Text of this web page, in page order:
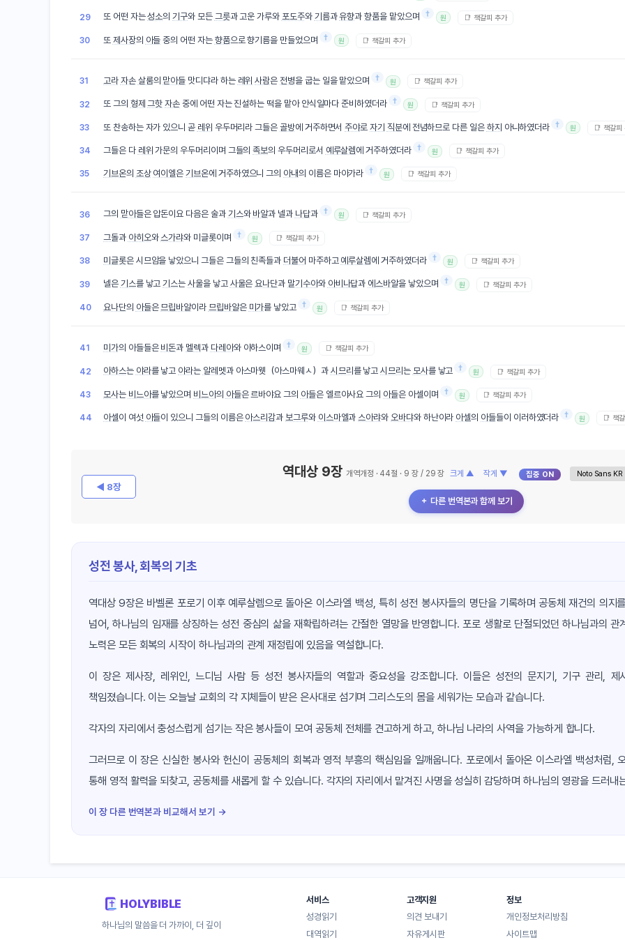
29 또 어떤 자는성소의기구와 모든 그릇과 고운 가루와 포도주와 기름과유향과향품을 맡았으며 † 원 📑 책갈피 추가
30 또 제사장의 아들 중의 어떤 자는 향품으로 향기름을 만들었으며 † 원 📑 책갈피 추가
31 고라 자손 살룸의 맏아들 맛디댜라 하는 레위 사람은 전병을 굽는 일을 맡았으며 † 원 📑 책갈피 추가
32 또 그의 형제 그핫 자손 중에 어떤 자는 진설하는 떡을 맡아 안식일마다 준비하였더라 † 원 📑 책갈피 추가
33 또 찬송하는 자가 있으니 곧 레위 우두머리라 그들은 골방에 거주하면서주야로자기 직분에 전념하므로 다른 일은 하지 아니하였더라 † 원 📑 책갈피
34 그들은 다 레위 가문의 우두머리이며 그들의족보의 우두머리로서 예루살렘에 거주하였더라 † 원 📑 책갈피 추가
35 기브온의 조상 여이엘은기브온에 거주하였으니 그의 아내의 이름은 마아가라 † 원 📑 책갈피 추가
36 그의 맏아들은 압돈이요 다음은 술과 기스와 바알과 넬과 나답과 † 원 📑 책갈피 추가
37 그돌과 아히오와스가랴와 미글롯이며 † 원 📑 책갈피 추가
38 미글롯은 시므암을 낳았으니 그들은 그들의 친족들과 더불어 마주하고 예루살렘에 거주하였더라 † 원 📑 책갈피 추가
39 넬은 기스를 낳고기스는사울을 낳고 사울은요나단과 말기수아와 아비나답과 에스바알을 낳았으며 † 원 📑 책갈피 추가
40 요나단의 아들은므립바알이라 므립바알은 미가를 낳았고 † 원 📑 책갈피 추가
41 미가의 아들들은 비돈과 멜렉과 다레아와 아하스이며 † 원 📑 책갈피 추가
42 아하스는 야라를 낳고 야라는 알레멧과 아스마웻（아스마웨ㅅ）과 시므리 를 낳고시므리 는 모사를 낳고 † 원 📑 책갈피 추가
43 모사는 비느아를 낳았으며 비느아의 아들은 르바야요 그의 아들은 엘르아사요 그의 아들은 아셀이며 † 원 📑 책갈피 추가
44 아셀이 여섯 아들이 있으니 그들의 이름은 아스리감과보그루와 이스마엘과스아랴와 오바댜와 하난이라 아셀의 아들들이 이러하였더라 † 원 📑 책
◀ 8장
역대상 9장 개역개정 · 44절 · 9 장 / 29 장 크게 ▲ 작게 ▼ 집중 ON
＋ 다른 번역본과 함께 보기
성전 봉사, 회복의 기초
역대상 9장은 바벨론 포로기 이후 예루살렘으로 돌아온 이스라엘 백성, 특히 성전 봉사자들의 명단을 기록하며 공동체 재건의 의지
넘어, 하나님의 임재를 상징하는 성전 중심의 삶을 재확립하려는 간절한 열망을 반영합니다. 포로 생활로 단절되었던 하나님과의
노력은 모든 회복의 시작이 하나님과의 관계 재정립에 있음을 역설합니다.
이 장은 제사장, 레위인, 느디님 사람 등 성전 봉사자들의 역할과 중요성을 강조합니다. 이들은 성전의 문지기, 기구 관리,
책임졌습니다. 이는 오늘날 교회의 각 지체들이 받은 은사대로 섬기며 그리스도의 몸을 세워가는 모습과 같습니다.
각자의 자리에서 충성스럽게 섬기는 작은 봉사들이 모여 공동체 전체를 견고하게 하고, 하나님 나라의 사역을 가능하게 합니다.
그러므로 이 장은 신실한 봉사와 헌신이 공동체의 회복과 영적 부흥의 핵심임을 일깨웁니다. 포로에서 돌아온 이스라엘 백성처럼,
통해 영적 활력을 되찾고, 공동체를 새롭게 할 수 있습니다. 각자의 자리에서 맡겨진 사명을 성실히 감당하며 하나님의 영광을 드러
이 장 다른 번역본과 비교해서 보기 →
HOLYBIBLE
하나님의 말씀을 더 가까이, 더 깊이
서비스
성경읽기
대역읽기
고객지원
의견 보내기
자유게시판
정보
개인정보처리방침
사이트맵